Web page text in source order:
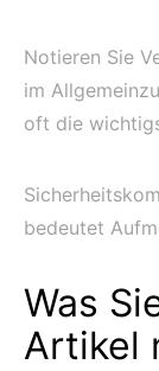
Notieren Sie
im
oft die
bedeutet
Was
Artikel